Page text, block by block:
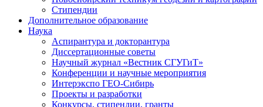
Стипендии
Дополнительное образование
Наука
Аспирантура и докторантура
Диссертационные советы
Научный журнал «Вестник СГУГиТ»
Конференции и научные мероприятия
Интерэкспо ГЕО-Сибирь
Проекты и разработки
Конкурсы, стипендии, гранты